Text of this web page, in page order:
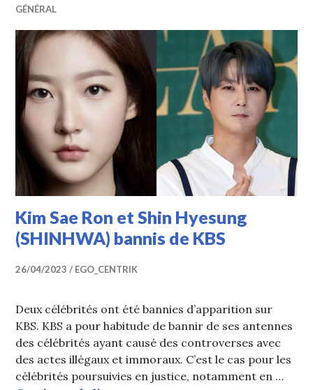
GÉNÉRAL
Kim Sae Ron et Shin Hyesung
(SHINHWA) bannis de KBS
26/04/2023 EGO_CENTRIK
Deux célébrités ont été bannies d’apparition sur
KBS. KBS a pour habitude de bannir de ses antennes
des célébrités ayant causé des controverses avec
des actes illégaux et immoraux. C’est le cas pour les
célébrités poursuivies en justice, notamment en …